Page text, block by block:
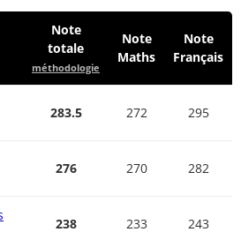
Note
totale
méthodologie
Note
Maths
Note
Français
283.5 272 295
276 270 282
238 233 243